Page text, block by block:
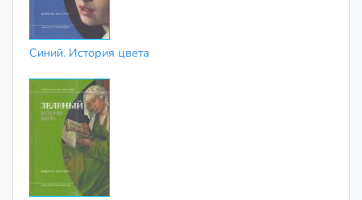
Синий. История цвета